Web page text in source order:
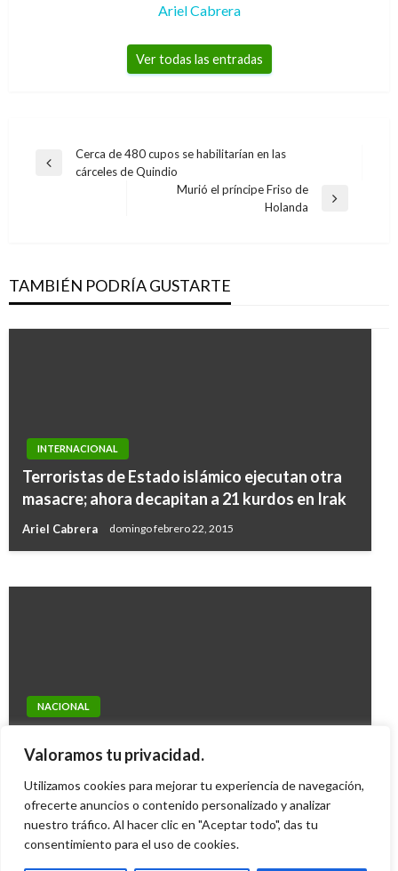
Valoramos tu privacidad.
Utilizamos cookies para mejorar tu experiencia de navegación,
ofrecerte anuncios o contenido personalizado y analizar
nuestro tráfico. Al hacer clic en "Aceptar todo", das tu
consentimiento para el uso de cookies.
Ariel Cabrera
Ver todas las entradas
Navegación
Entrada
Cerca de 480 cupos se habilitarían en las
cárceles de Quindio
Murió el príncipe Friso de
Holanda
TAMBIÉN PODRÍA GUSTARTE
INTERNACIONAL
Terroristas de Estado islámico ejecutan otra
masacre; ahora decapitan a 21 kurdos en Irak
Ariel Cabrera domingo febrero 22, 2015
NOTICIA EXTRAORDINARIA
Comisión de Paz del Senado urge restablecer
diálogos con Eln por una solución dialogada al
NACIONAL
soldados en Boyacá
Giovanni Alarcón M. martes octubre 27, 2015
ATLÁNTICO
Policía pide no divulgar por WhatsApp vídeo
Iván Briceño viernes mayo 5, 2017